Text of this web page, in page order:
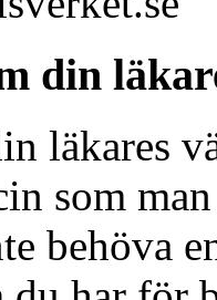
din
läkares
som
behöva